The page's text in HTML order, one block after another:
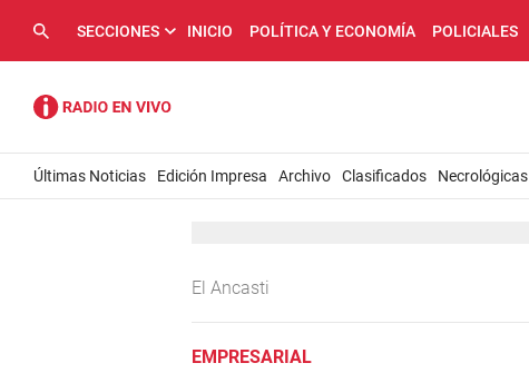
SECCIONES INICIO POLÍTICA Y ECONOMÍA POLICIALES
Últimas Noticias Edición Impresa Archivo Clasificados Necrológicas
El Ancasti
EMPRESARIAL